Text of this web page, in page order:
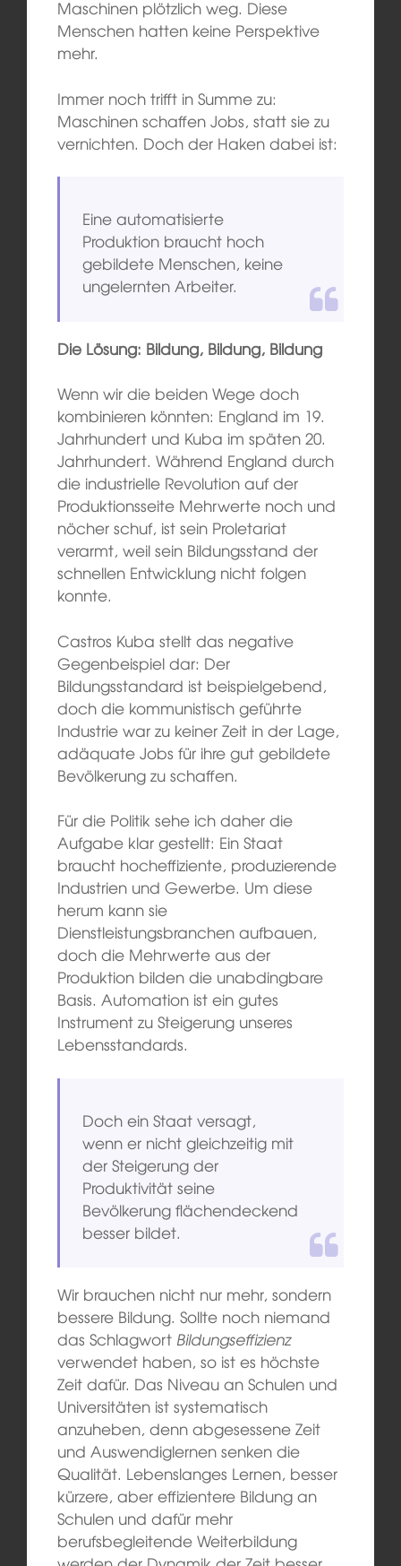
Maschinen plötzlich weg. Diese
Menschen hatten keine Perspektive
mehr.
Immer noch trifft in Summe zu:
Maschinen schaffen Jobs, statt sie zu
vernichten. Doch der Haken dabei ist:
Eine automatisierte
Produktion braucht hoch
gebildete Menschen, keine
ungelernten Arbeiter.
Die Lösung: Bildung, Bildung, Bildung
Wenn wir die beiden Wege doch
kombinieren könnten: England im 19.
Jahrhundert und Kuba im späten 20.
Jahrhundert. Während England durch
die industrielle Revolution auf der
Produktionsseite Mehrwerte noch und
nöcher schuf, ist sein Proletariat
verarmt, weil sein Bildungsstand der
schnellen Entwicklung nicht folgen
konnte.
Castros Kuba stellt das negative
Gegenbeispiel dar: Der
Bildungsstandard ist beispielgebend,
doch die kommunistisch geführte
Industrie war zu keiner Zeit in der Lage,
adäquate Jobs für ihre gut gebildete
Bevölkerung zu schaffen.
Für die Politik sehe ich daher die
Aufgabe klar gestellt: Ein Staat
braucht hocheffiziente, produzierende
Industrien und Gewerbe. Um diese
herum kann sie
Dienstleistungsbranchen aufbauen,
doch die Mehrwerte aus der
Produktion bilden die unabdingbare
Basis. Automation ist ein gutes
Instrument zu Steigerung unseres
Lebensstandards.
Doch ein Staat versagt,
wenn er nicht gleichzeitig mit
der Steigerung der
Produktivität seine
Bevölkerung flächendeckend
besser bildet.
Wir brauchen nicht nur mehr, sondern
bessere Bildung. Sollte noch niemand
das Schlagwort Bildungseffizienz
verwendet haben, so ist es höchste
Zeit dafür. Das Niveau an Schulen und
Universitäten ist systematisch
anzuheben, denn abgesessene Zeit
und Auswendiglernen senken die
Qualität. Lebenslanges Lernen, besser
kürzere, aber effizientere Bildung an
Schulen und dafür mehr
berufsbegleitende Weiterbildung